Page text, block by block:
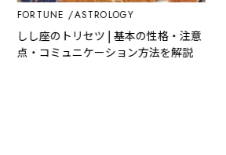
FORTUNE ASTROLOGY
しし座のトリセツ | 基本の性格・注意
点・コミュニケーション方法を解説